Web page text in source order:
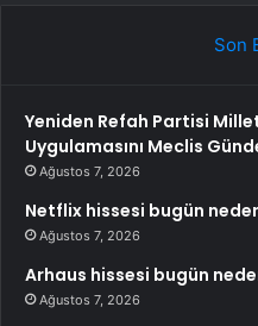
Son
Yeniden Refah Partisi
Uygulamasını Meclis
Ağustos 7, 2026
Netflix hissesi bugün
Ağustos 7, 2026
Arhaus hissesi bugün
Ağustos 7, 2026